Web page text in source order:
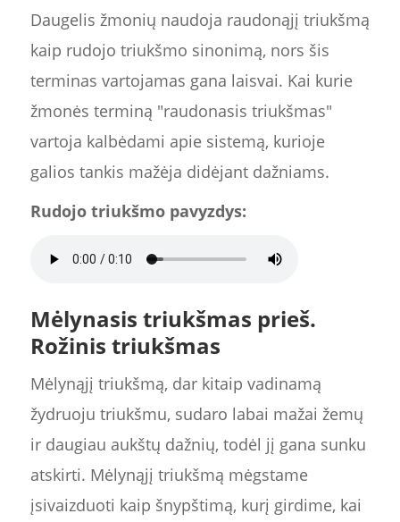
Daugelis žmonių naudoja raudonąjį triukšmą
kaip rudojo triukšmo sinonimą, nors šis
terminas vartojamas gana laisvai. Kai kurie
žmonės terminą "raudonasis triukšmas"
vartoja kalbėdami apie sistemą, kurioje
galios tankis mažėja didėjant dažniams.
Rudojo triukšmo pavyzdys:
Mėlynasis triukšmas prieš.
Rožinis triukšmas
Mėlynąjį triukšmą, dar kitaip vadinamą
žydruoju triukšmu, sudaro labai mažai žemų
ir daugiau aukštų dažnių, todėl jį gana sunku
atskirti. Mėlynąjį triukšmą mėgstame
įsivaizduoti kaip šnypštimą, kurį girdime, kai